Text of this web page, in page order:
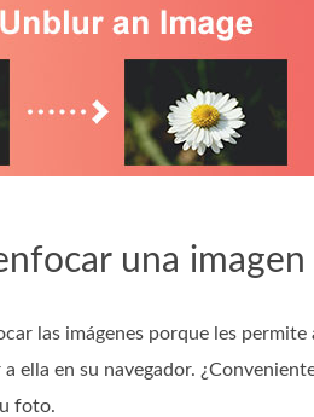
una imagen
las imágenes porque les
ella en su navegador.
foto.